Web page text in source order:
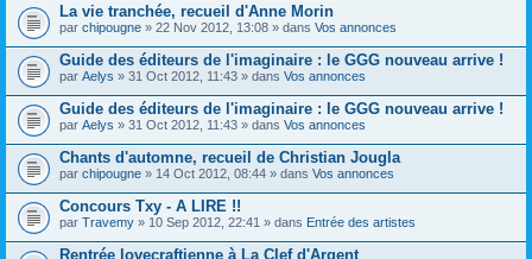
La vie tranchée, recueil d'Anne Morin
par chipougne » 22 Nov 2012, 13:08 » dans Vos annonces
Guide des éditeurs de l'imaginaire : le GGG nouveau arrive !
par Aelys » 31 Oct 2012, 11:43 » dans Vos annonces
Guide des éditeurs de l'imaginaire : le GGG nouveau arrive !
par Aelys » 31 Oct 2012, 11:43 » dans Vos annonces
Chants d'automne, recueil de Christian Jougla
par chipougne » 14 Oct 2012, 08:44 » dans Vos annonces
Concours Txy - A LIRE !!
par Travemy » 10 Sep 2012, 22:41 » dans Entrée des artistes
Rentrée lovecraftienne à La Clef d'Argent